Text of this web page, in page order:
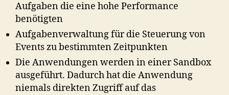
Aufgaben die eine hohe Performance
benötigten
Aufgabenverwaltung für die Steuerung von
Events zu bestimmten Zeitpunkten
Die Anwendungen werden in einer Sandbox
ausgeführt. Dadurch hat die Anwendung
niemals direkten Zugriff auf das